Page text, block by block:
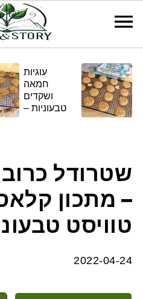
עוגיות
חמאה
ושקדים
טבעוניות –
שטרודל
– מתכון
טוויסט
2022-04-24